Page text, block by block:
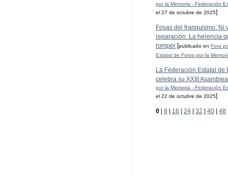
por la Memoria - Federación
el 27 de octubre de 2025]
Fosas del franquismo: Ni
reparación. La herencia
romper [publicado en Foro
Estatal de Foros por la
La Federación Estatal de
celebra su XXIII
por la Memoria - Federación
el 22 de octubre de 2025]
0 | 8 | 16 | 24 | 32 | 40 | 48